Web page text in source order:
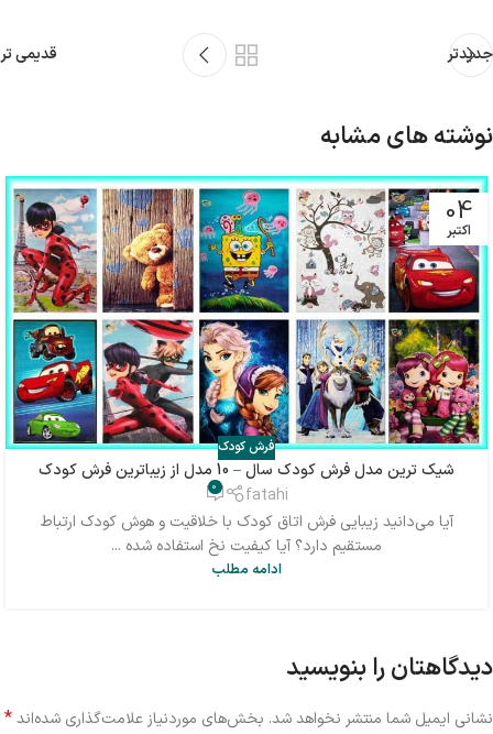
جدیدتر قدیمی تر
نوشته های مشابه
04
اکتبر
فرش کودک
شیک ترین مدل فرش کودک سال – 10 مدل از زیباترین فرش کودک
fatahi
0
آیا می‌دانید زیبایی فرش اتاق کودک با خلاقیت و هوش کودک ارتباط
مستقیم دارد؟ آیا کیفیت نخ استفاده شده ...
ادامه مطلب
دیدگاهتان را بنویسید
نشانی ایمیل شما منتشر نخواهد شد. بخش‌های موردنیاز علامت‌گذاری شده‌اند*